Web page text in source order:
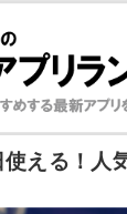
使える！人